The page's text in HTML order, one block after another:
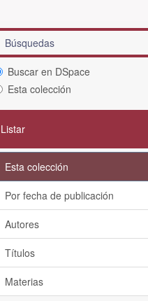
Buscar en DSpace
Esta colección
Listar
Esta colección
Por fecha de publicación
Autores
Títulos
Materias